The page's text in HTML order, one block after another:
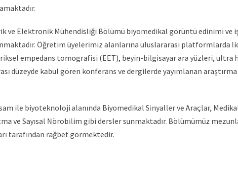
ve Elektronik Mühendisliği Bölümü biyomedikal görüntü edinimi
Öğretim üyelerimiz alanlarına uluslararası
empedans tomografisi (EET), beyin-bilgisayar ara yüzleri,
düzeyde kabul gören konferans ve dergilerde yayımlanan
ile biyoteknoloji alanında Biyomedikal Sinyaller ve Araçlar,
ve Sayısal Nörobilim gibi dersler sunmaktadır. Bölümümüz
tarafından rağbet görmektedir.